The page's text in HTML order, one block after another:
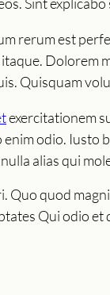
rerum est
Dolorem
Quisquam
exercitationem
odio. Iusto
alias qui
Quo quod
Qui odio et